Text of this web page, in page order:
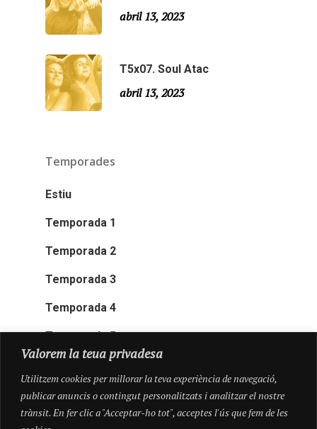
Valorem la teua privadesa
Utilitzem cookies per millorar la teva experiència de navegació,
publicar anuncis o contingut personalitzats i analitzar el nostre
trànsit. En fer clic a "Acceptar-ho tot", acceptes l'ús que fem de les
abril 13, 2023
T5x07. Soul Atac
abril 13, 2023
Temporades
Estiu
Temporada 1
Temporada 2
Temporada 3
Temporada 4
Temporada 5